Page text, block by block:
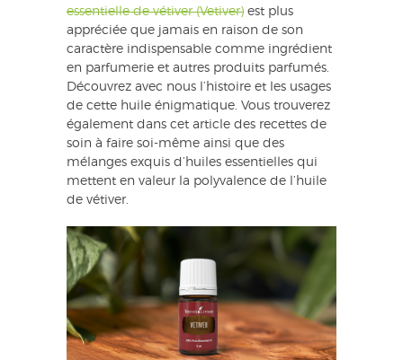
essentielle de vétiver (Vetiver) est plus
appréciée que jamais en raison de son
caractère indispensable comme ingrédient
en parfumerie et autres produits parfumés.
Découvrez avec nous l’histoire et les usages
de cette huile énigmatique. Vous trouverez
également dans cet article des recettes de
soin à faire soi-même ainsi que des
mélanges exquis d’huiles essentielles qui
mettent en valeur la polyvalence de l’huile
de vétiver.